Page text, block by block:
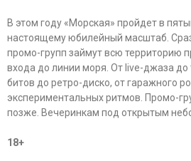
В этом году «Морская» пройдет в
настоящему юбилейный масштаб.
промо-групп займут всю территорию
входа до линии моря. От live-джаза до
битов до ретро-диско, от гаражного
экспериментальных ритмов. Промо-
позже. Вечеринкам под открытым
18+